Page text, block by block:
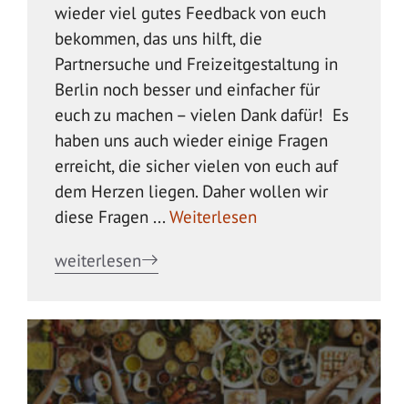
wieder viel gutes Feedback von euch
bekommen, das uns hilft, die
Partnersuche und Freizeitgestaltung in
Berlin noch besser und einfacher für
euch zu machen – vielen Dank dafür! Es
haben uns auch wieder einige Fragen
erreicht, die sicher vielen von euch auf
dem Herzen liegen. Daher wollen wir
diese Fragen ... Weiterlesen
weiterlesen